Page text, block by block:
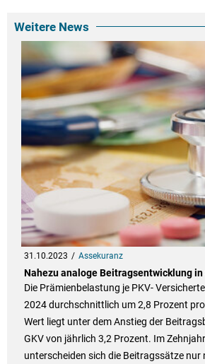
Weitere News
31.10.2023 Assekuranz
Nahezu analoge Beitragsentwicklung in
Die Prämienbelastung je PKV-
2024 durchschnittlich um 2,8 Prozent
Wert liegt unter dem Anstieg der
GKV von jährlich 3,2 Prozent. Im
unterscheiden sich die Beitragssätze nur